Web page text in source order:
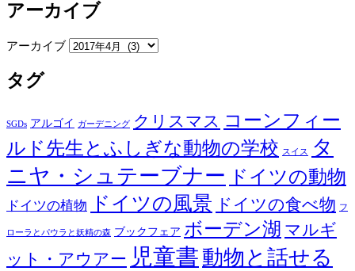
アーカイブ
アーカイブ
タグ
SGDs アルゴイ ガーデニング クリスマス コーンフィー
ルド先生とふしぎな動物の学校 スイス
タ
ニヤ・シュテーブナー ドイツの動物
ドイツの植物 ドイツの風景 ドイツの食べ物 フ
ローラとパウラと妖精の森 ブックフェア ボーデン湖 マルギ
ット・アウアー 児童書 動物と話せる